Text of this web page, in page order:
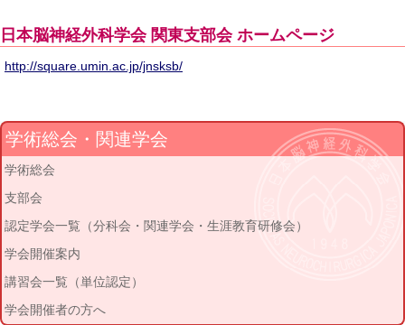
日本脳神経外科学会 関東支部会 ホームページ
http://square.umin.ac.jp/jnsksb/
学術総会・関連学会
学術総会
支部会
認定学会一覧（分科会・関連学会・生涯教育研修会）
学会開催案内
講習会一覧（単位認定）
学会開催者の方へ